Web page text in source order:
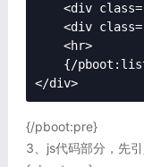
<div
<div
<hr>
{/
</div>
{/pboot:pre}
3、js代码部分，先